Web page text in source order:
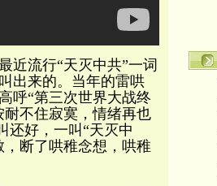
近流行“天灭中共”一词
出来的。当年的雷哄
呼“第三次世界大战终
不住寂寞，情绪再也
还好，一叫“天灭中
断了哄稚念想，哄稚